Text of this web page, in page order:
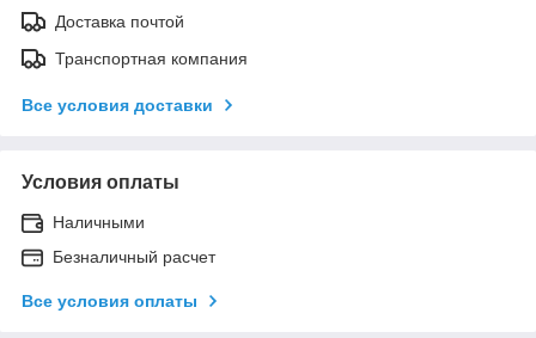
Доставка почтой
Транспортная компания
Все условия доставки
Условия оплаты
Наличными
Безналичный расчет
Все условия оплаты